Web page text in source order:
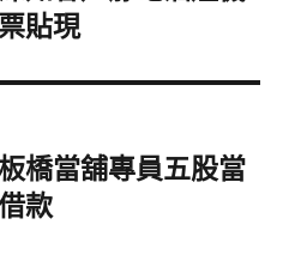
貼現
橋當舖專員五股當
款